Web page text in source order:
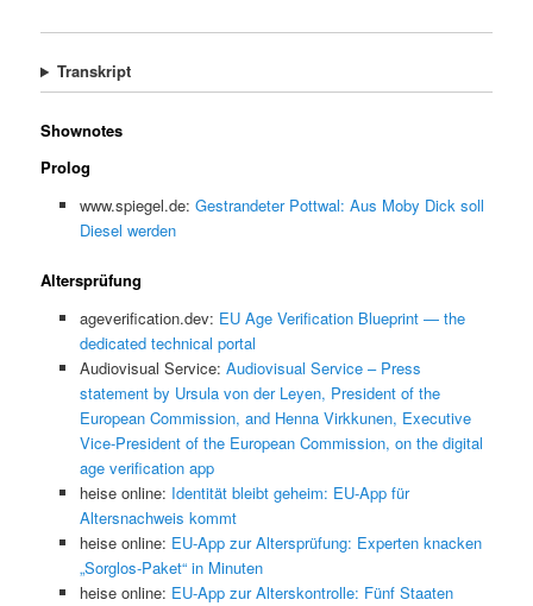
Transkript
Shownotes
Prolog
www.spiegel.de: Gestrandeter Pottwal: Aus Moby Dick soll
Diesel werden
Altersprüfung
ageverification.dev: EU Age Verification Blueprint — the
dedicated technical portal
Audiovisual Service: Audiovisual Service – Press
statement by Ursula von der Leyen, President of the
European Commission, and Henna Virkkunen, Executive
Vice-President of the European Commission, on the digital
age verification app
heise online: Identität bleibt geheim: EU-App für
Altersnachweis kommt
heise online: EU-App zur Altersprüfung: Experten knacken
„Sorglos-Paket“ in Minuten
heise online: EU-App zur Alterskontrolle: Fünf Staaten